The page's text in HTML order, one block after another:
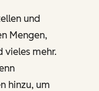
und
Mengen,
vieles mehr.
hinzu, um